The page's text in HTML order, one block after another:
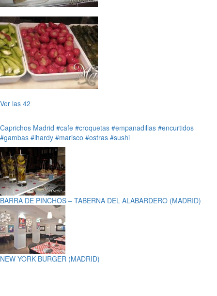
Ver las 42
Caprichos Madrid #cafe #croquetas #empanadillas #encurtidos
#gambas #lhardy #marisco #ostras #sushi
BARRA DE PINCHOS – TABERNA DEL ALABARDERO (MADRID)
NEW YORK BURGER (MADRID)